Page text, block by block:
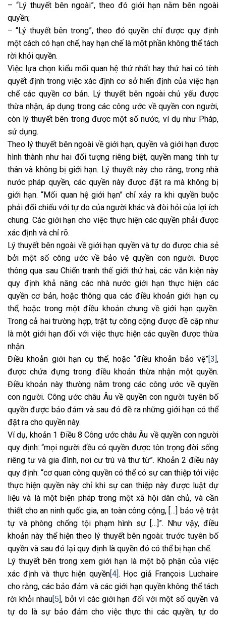
– “Lý thuyết bên ngoài”, theo đó giới hạn nằm bên ngoài
quyền;
– “Lý thuyết bên trong”, theo đó quyền chỉ được quy định
một cách có hạn chế, hay hạn chế là một phần không thể tách
rời khỏi quyền.
Việc lựa chọn kiểu mối quan hệ thứ nhất hay thứ hai có tính
quyết định trong việc xác định cơ sở hiến định của việc hạn
chế các quyền cơ bản. Lý thuyết bên ngoài chủ yếu được
thừa nhận, áp dụng trong các công ước về quyền con người,
còn lý thuyết bên trong được một số nước, ví dụ như Pháp,
sử dụng.
Theo lý thuyết bên ngoài về giới hạn, quyền và giới hạn được
hình thành như hai đối tượng riêng biệt, quyền mang tính tự
thân và không bị giới hạn. Lý thuyết này cho rằng, trong nhà
nước pháp quyền, các quyền này được đặt ra mà không bị
giới hạn. “Mối quan hệ giới hạn” chỉ xảy ra khi quyền buộc
phải đối chiếu với tự do của người khác và đòi hỏi của lợi ích
chung. Các giới hạn cho việc thực hiện các quyền phải được
xác định và chỉ rõ.
Lý thuyết bên ngoài về giới hạn quyền và tự do được chia sẻ
bởi một số công ước về bảo vệ quyền con người. Được
thông qua sau Chiến tranh thế giới thứ hai, các văn kiện này
quy định khả năng các nhà nước giới hạn thực hiện các
quyền cơ bản, hoặc thông qua các điều khoản giới hạn cụ
thể, hoặc trong một điều khoản chung về giới hạn quyền.
Trong cả hai trường hợp, trật tự công cộng được đề cập như
là một giới hạn đối với việc thực hiện các quyền được thừa
nhận.
Điều khoản giới hạn cụ thể, hoặc “điều khoản bảo vệ” [3] ,
được chứa đựng trong điều khoản thừa nhận một quyền.
Điều khoản này thường nằm trong các công ước về quyền
con người. Công ước châu Âu về quyền con người tuyên bố
quyền được bảo đảm và sau đó đề ra những giới hạn có thể
đặt ra cho quyền này.
Ví dụ, khoản 1 Điều 8 Công ước châu Âu về quyền con người
quy định: “mọi người đều có quyền được tôn trọng đời sống
riêng tư và gia đình, nơi cư trú và thư từ”. Khoản 2 điều này
quy định: “cơ quan công quyền có thể có sự can thiệp tới việc
thực hiện quyền này chỉ khi sự can thiệp này được luật dự
liệu và là một biện pháp trong một xã hội dân chủ, và cần
thiết cho an ninh quốc gia, an toàn công cộng, […] bảo vệ trật
tự và phòng chống tội phạm hình sự […]”. Như vậy, điều
khoản này thể hiện theo lý thuyết bên ngoài: trước tuyên bố
quyền và sau đó lại quy định là quyền đó có thể bị hạn chế.
Lý thuyết bên trong xem giới hạn là một bộ phận của việc
xác định và thực hiện quyền[4] . Học giả François Luchaire
cho rằng, các bảo đảm và các giới hạn quyền không thể tách
rời khỏi nhau[5] , bởi vì các giới hạn đối với một số quyền và
tự do là sự bảo đảm cho việc thực thi các quyền, tự do